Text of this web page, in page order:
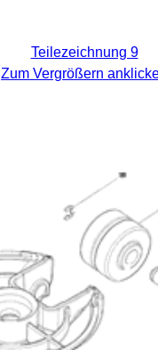
Teilezeichnung 9
Zum Vergrößern